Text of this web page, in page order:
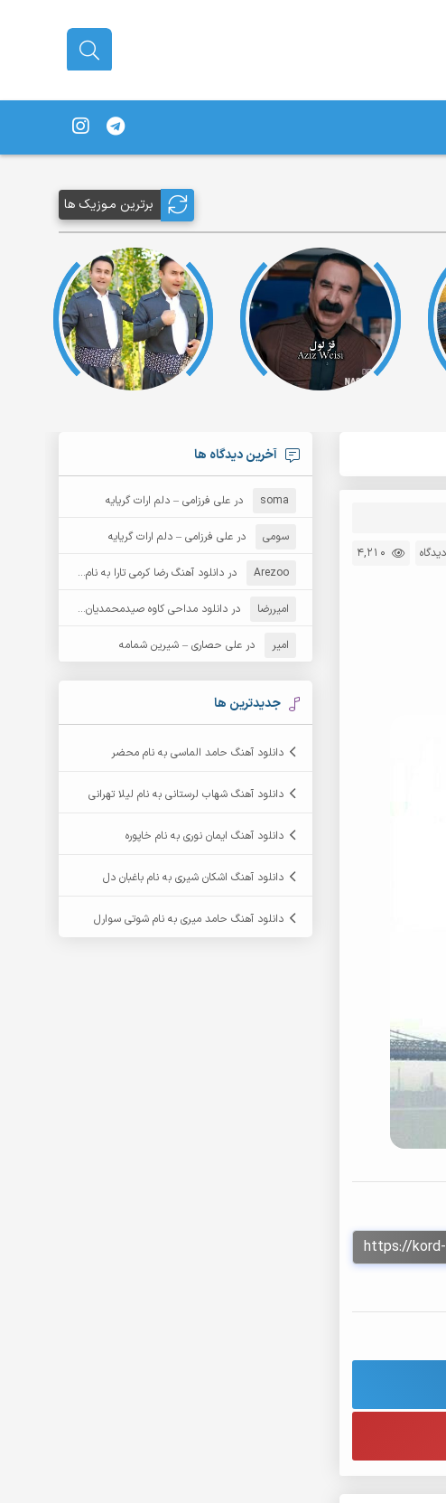
برترین مـوزیک ها
4,210
آخرین دیدگاه ها
soma درعلی فرزامی – دلم ارات گریایه
سومی درعلی فرزامی – دلم ارات گریایه
Arezoo دردانلود آهنگ رضا کرمی تارا به نام قمار
امیررضا دردانلود مداحی کاوه صیدمحمدیان به نام سردار باوفا
امیر درعلی حصاری – شیرین شمامه
جدیدترین ها
دانلود آهنگ حامد الماسی به نام محضر
دانلود آهنگ شهاب لرستانی به نام لیلا تهرانی
دانلود آهنگ ایمان نوری به نام خاپوره
دانلود آهنگ اشکان شیری به نام باغبان دل
دانلود آهنگ حامد میری به نام شوتی سوارل